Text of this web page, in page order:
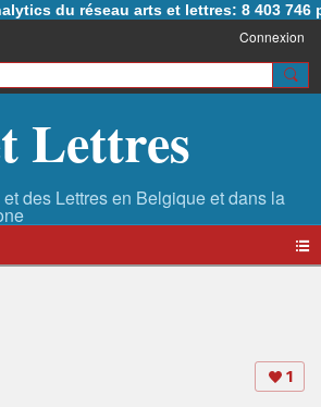
du réseau arts et lettres: 8 403 746
Connexion
Lettres
1